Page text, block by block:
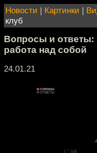
Новости | Картинки |
клуб
Вопросы и
работа над собой
24.01.21